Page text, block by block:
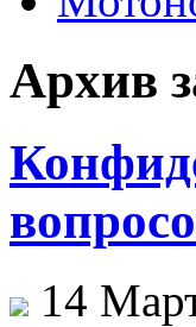
Архив
14